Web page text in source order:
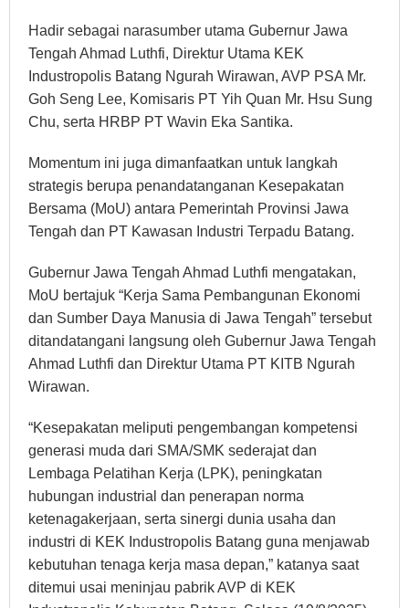
Hadir sebagai narasumber utama Gubernur Jawa
Tengah Ahmad Luthfi, Direktur Utama KEK
Industropolis Batang Ngurah Wirawan, AVP PSA Mr.
Goh Seng Lee, Komisaris PT Yih Quan Mr. Hsu Sung
Chu, serta HRBP PT Wavin Eka Santika.
Momentum ini juga dimanfaatkan untuk langkah
strategis berupa penandatanganan Kesepakatan
Bersama (MoU) antara Pemerintah Provinsi Jawa
Tengah dan PT Kawasan Industri Terpadu Batang.
Gubernur Jawa Tengah Ahmad Luthfi mengatakan,
MoU bertajuk “Kerja Sama Pembangunan Ekonomi
dan Sumber Daya Manusia di Jawa Tengah” tersebut
ditandatangani langsung oleh Gubernur Jawa Tengah
Ahmad Luthfi dan Direktur Utama PT KITB Ngurah
Wirawan.
“Kesepakatan meliputi pengembangan kompetensi
generasi muda dari SMA/SMK sederajat dan
Lembaga Pelatihan Kerja (LPK), peningkatan
hubungan industrial dan penerapan norma
ketenagakerjaan, serta sinergi dunia usaha dan
industri di KEK Industropolis Batang guna menjawab
kebutuhan tenaga kerja masa depan,” katanya saat
ditemui usai meninjau pabrik AVP di KEK